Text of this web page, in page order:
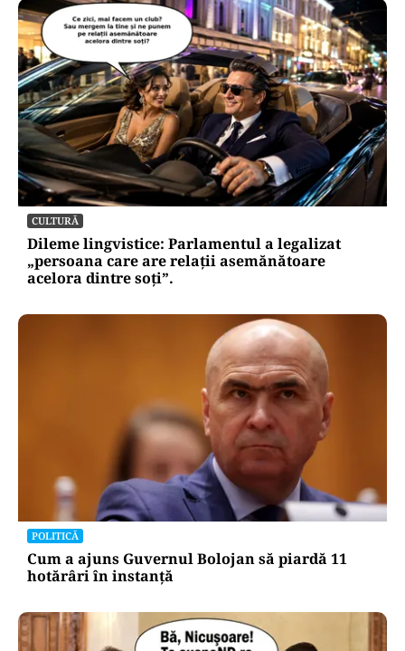
CULTURĂ
Dileme lingvistice: Parlamentul a legalizat
„persoana care are relații asemănătoare
acelora dintre soți”.
POLITICĂ
Cum a ajuns Guvernul Bolojan să piardă 11
hotărâri în instanță